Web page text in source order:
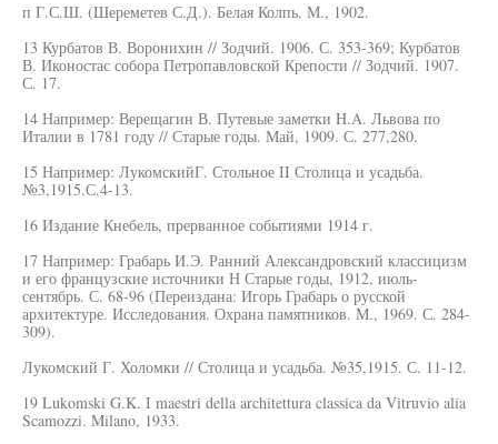
п Г.С.Ш. (Шереметев С.Д.). Белая Колпь. М., 1902.
13 Курбатов В. Воронихин // Зодчий. 1906. С. 353-369; Курбатов
В. Иконостас собора Петропавловской Крепости // Зодчий. 1907.
С. 17.
14 Например: Верещагин В. Путевые заметки H.A. Львова по
Италии в 1781 году // Старые годы. Май, 1909. С. 277,280.
15 Например: ЛукомскийГ. Стольное II Столица и усадьба.
№3,1915.С.4-13.
16 Издание Кнебель, прерванное событиями 1914 г.
17 Например: Грабарь И.Э. Ранний Александровский классицизм
и его французские источники Н Старые годы, 1912, июль-
сентябрь. С. 68-96 (Переиздана: Игорь Грабарь о русской
архитектуре. Исследования. Охрана памятников. М., 1969. С. 284-
309).
Лукомский Г. Холомки // Столица и усадьба. №35,1915. С. 11-12.
19 Lukomski G.K. I maestri della architettura classica da Vitruvio alia
Scamozzi. Milano, 1933.